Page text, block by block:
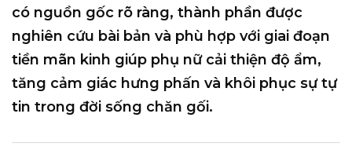
có nguồn gốc rõ ràng, thành phần được
nghiên cứu bài bản và phù hợp với giai đoạn
tiền mãn kinh giúp phụ nữ cải thiện độ ẩm,
tăng cảm giác hưng phấn và khôi phục sự tự
tin trong đời sống chăn gối.